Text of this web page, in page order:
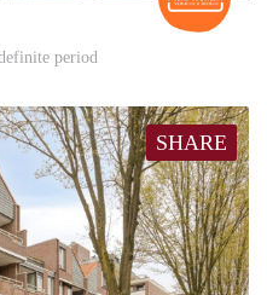
period
SHARE